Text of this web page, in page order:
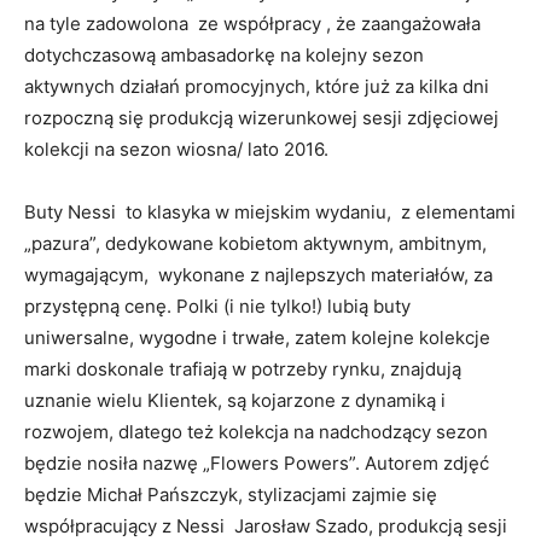
na tyle zadowolona ze współpracy , że zaangażowała
dotychczasową ambasadorkę na kolejny sezon
aktywnych działań promocyjnych, które już za kilka dni
rozpoczną się produkcją wizerunkowej sesji zdjęciowej
kolekcji na sezon wiosna/ lato 2016.
Buty Nessi to klasyka w miejskim wydaniu, z elementami
„pazura”, dedykowane kobietom aktywnym, ambitnym,
wymagającym, wykonane z najlepszych materiałów, za
przystępną cenę. Polki (i nie tylko!) lubią buty
uniwersalne, wygodne i trwałe, zatem kolejne kolekcje
marki doskonale trafiają w potrzeby rynku, znajdują
uznanie wielu Klientek, są kojarzone z dynamiką i
rozwojem, dlatego też kolekcja na nadchodzący sezon
będzie nosiła nazwę „Flowers Powers”. Autorem zdjęć
będzie Michał Pańszczyk, stylizacjami zajmie się
współpracujący z Nessi Jarosław Szado, produkcją sesji